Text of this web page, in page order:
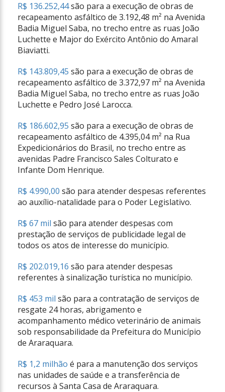
R$ 136.252,44são para a execução de obras de
recapeamento asfáltico de 3.192,48 m² na Avenida
Badia Miguel Saba, no trecho entre as ruas João
Luchette e Major do Exército Antônio do Amaral
Biaviatti.
R$ 143.809,45 são para a execução de obras de
recapeamento asfáltico de 3.372,97 m² na Avenida
Badia Miguel Saba, no trecho entre as ruas João
Luchette e Pedro José Larocca.
R$ 186.602,95 são para a execução de obras de
recapeamento asfáltico de 4.395,04 m² na Rua
Expedicionários do Brasil, no trecho entre as
avenidas Padre Francisco Sales Colturato e
Infante Dom Henrique.
R$ 4.990,00 são para atender despesas referentes
ao auxílio-natalidade para o Poder Legislativo.
R$ 67 mil são para atender despesas com
prestação de serviços de publicidade legal de
todos os atos de interesse do município.
R$ 202.019,16 são para atender despesas
referentes à sinalização turística no município.
R$ 453 mil são para a contratação de serviços de
resgate 24 horas, abrigamento e
acompanhamento médico veterinário de animais
sob responsabilidade da Prefeitura do Município
de Araraquara.
R$ 1,2 milhão é para a manutenção dos serviços
nas unidades de saúde e a transferência de
recursos à Santa Casa de Araraquara.